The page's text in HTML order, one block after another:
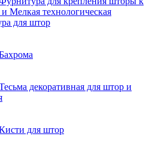
Мелкая технологическая
для штор
декоративная для штор и
для штор